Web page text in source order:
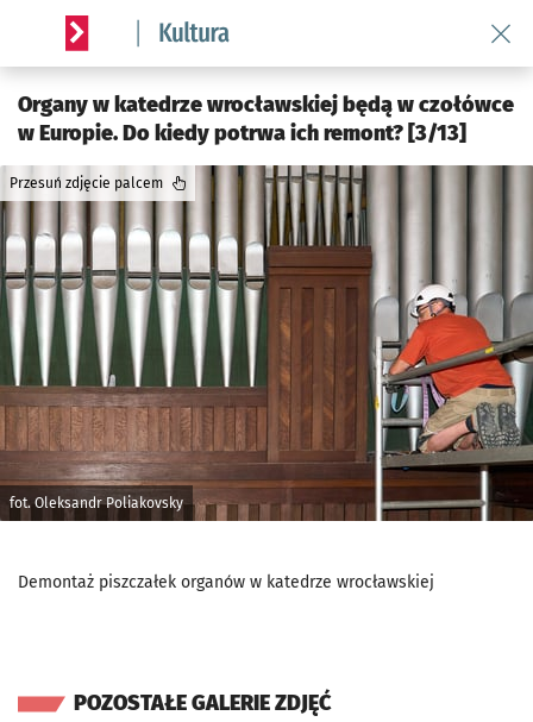
Serwis informacyjny wroclaw.pl podserwis: Kultura
Organy w katedrze wrocławskiej będą w czołówce
w Europie. Do kiedy potrwa ich remont? [3/13]
fot. Oleksandr Poliakovsky
Przesuń zdjęcie palcem
Demontaż piszczałek organów w katedrze wrocławskiej
POZOSTAŁE GALERIE ZDJĘĆ